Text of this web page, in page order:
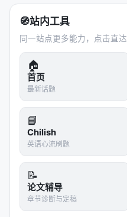
🧭站内工具
同一站点更多能力，点击直达
🏠
首页
最新话题
📘
Chilish
英语心流刷题
📝
论文辅导
章节诊断与定稿